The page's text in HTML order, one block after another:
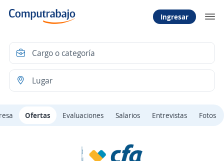
Ingresar
Ofertas Evaluaciones Salarios Entrevistas Fotos